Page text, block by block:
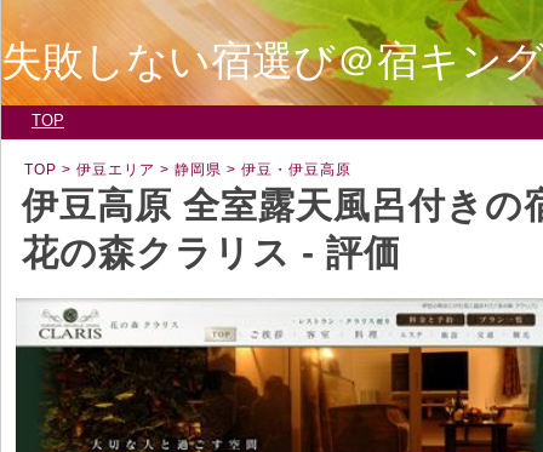
失敗しない宿選び＠宿キン
TOP
TOP > 伊豆エリア > 静岡県 > 伊豆・伊豆高原
伊豆高原 全室露天風呂付きの
花の森クラリス - 評価